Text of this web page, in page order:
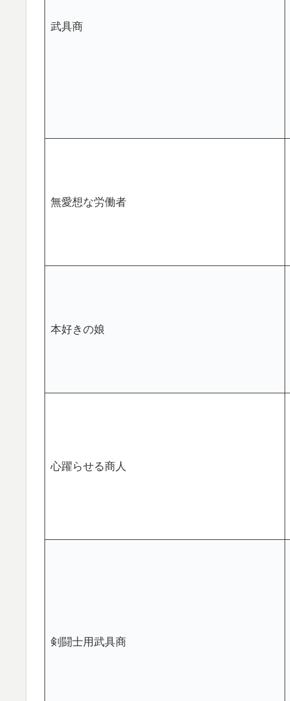
武具商
無愛想な労働者
本好きの娘
心躍らせる商人
剣闘士用武具商